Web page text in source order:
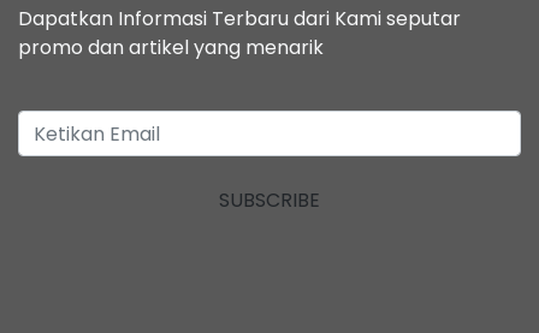
Dapatkan Informasi Terbaru dari Kami seputar
promo dan artikel yang menarik
SUBSCRIBE